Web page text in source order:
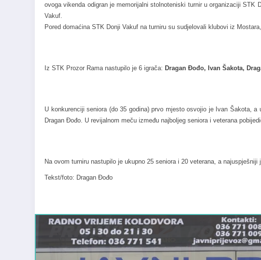
ovoga vikenda odigran je memorijalni stolnoteniski turnir u organizaciji
Vakuf.
Pored domaćina STK Donji Vakuf na turniru su sudjelovali klubovi iz
Iz STK Prozor Rama nastupilo je 6 igrača: Dragan Đođo, Ivan Šakota,
U konkurenciji seniora (do 35 godina) prvo mjesto osvojio je Ivan Šakota,
Dragan Đođo. U revijalnom meču između najboljeg seniora i veterana
Na ovom turniru nastupilo je ukupno 25 seniora i 20 veterana, a
Tekst/foto: Dragan Đođo